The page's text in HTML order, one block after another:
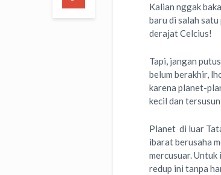
Kalian nggak
baru di salah
derajat Celcius!
Tapi, jangan
belum berakhir,
karena planet-
kecil dan
Planet di luar
ibarat berusaha
mercusuar.
redup ini tanpa